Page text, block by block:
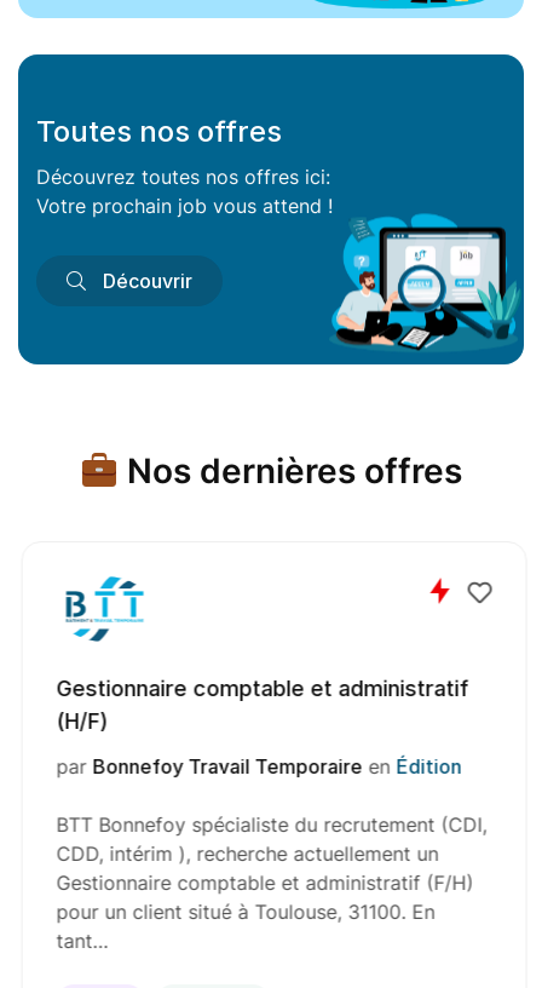
Toutes nos offres
Découvrez toutes nos offres ici:
Votre prochain job vous attend !
Découvrir
Nos dernières offres
Gestionnaire comptable et administratif
(H/F)
par Bonnefoy Travail Temporaireen Édition
BTT Bonnefoy spécialiste du recrutement (CDI,
CDD, intérim ), recherche actuellement un
Gestionnaire comptable et administratif (F/H)
pour un client situé à Toulouse, 31100. En
tant…